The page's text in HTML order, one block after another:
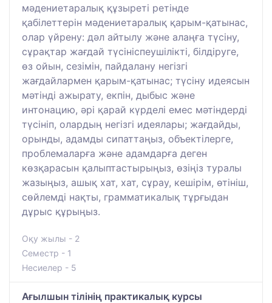
мәдениетаралық құзыреті ретінде
қабілеттерін мәдениетаралық қарым-қатынас,
олар үйрену: дәл айтылу және алаңға түсіну,
сұрақтар жағдай түсініспеушілікті, білдіруге,
өз ойын, сезімін, пайдалану негізгі
жағдайлармен қарым-қатынас; түсіну идеясын
мәтінді ажырату, екпін, дыбыс және
интонацию, әрі қарай күрделі емес мәтіндерді
түсініп, олардың негізгі идеялары; жағдайды,
орынды, адамды сипаттаңыз, объектілерге,
проблемаларға және адамдарға деген
көзқарасын қалыптастырыңыз, өзіңіз туралы
жазыңыз, ашық хат, хат, сұрау, кешірім, өтініш,
сөйлемді нақты, грамматикалық тұрғыдан
дұрыс құрыңыз.
Оқу жылы - 2
Семестр - 1
Несиелер - 5
Ағылшын тілінің практикалық курсы